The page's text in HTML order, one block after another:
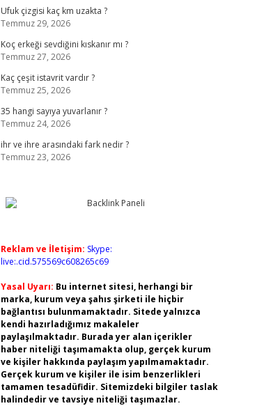
Ufuk çizgisi kaç km uzakta ?
Temmuz 29, 2026
Koç erkeği sevdiğini kıskanır mı ?
Temmuz 27, 2026
Kaç çeşit istavrit vardır ?
Temmuz 25, 2026
35 hangi sayıya yuvarlanır ?
Temmuz 24, 2026
ihr ve ihre arasındaki fark nedir ?
Temmuz 23, 2026
Reklam ve İletişim: Skype:
live:.cid.575569c608265c69
Yasal Uyarı: Bu internet sitesi, herhangi bir
marka, kurum veya şahıs şirketi ile hiçbir
bağlantısı bulunmamaktadır. Sitede yalnızca
kendi hazırladığımız makaleler
paylaşılmaktadır. Burada yer alan içerikler
haber niteliği taşımamakta olup, gerçek kurum
ve kişiler hakkında paylaşım yapılmamaktadır.
Gerçek kurum ve kişiler ile isim benzerlikleri
tamamen tesadüfidir. Sitemizdeki bilgiler taslak
halindedir ve tavsiye niteliği taşımazlar.